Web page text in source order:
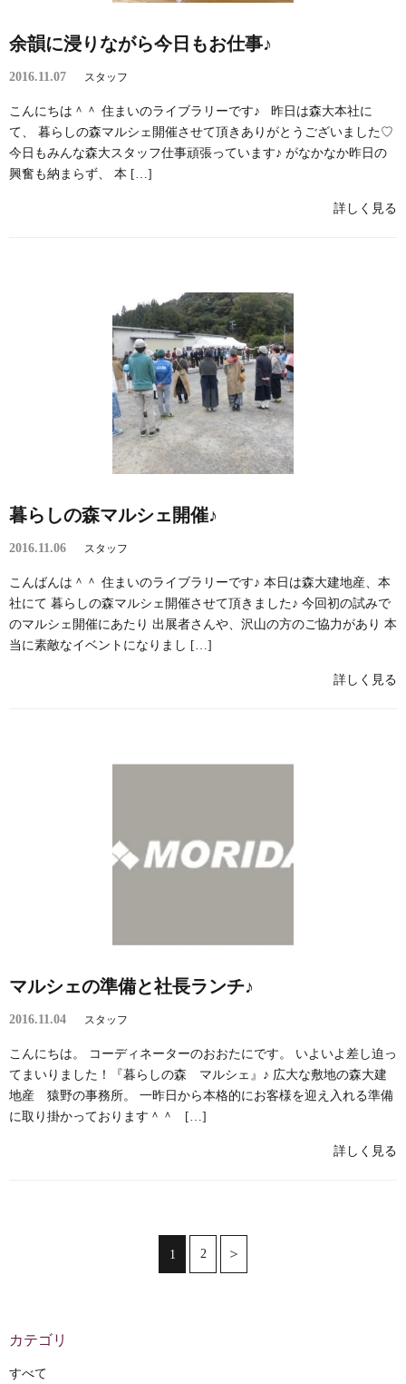
余韻に浸りながら今日もお仕事♪
2016.11.07 スタッフ
こんにちは＾＾ 住まいのライブラリーです♪ 昨日は森大本社に
て、 暮らしの森マルシェ開催させて頂きありがとうございました♡
今日もみんな森大スタッフ仕事頑張っています♪ がなかなか昨日の
興奮も納まらず、 本 […]
詳しく見る
暮らしの森マルシェ開催♪
2016.11.06 スタッフ
こんばんは＾＾ 住まいのライブラリーです♪ 本日は森大建地産、本
社にて 暮らしの森マルシェ開催させて頂きました♪ 今回初の試みで
のマルシェ開催にあたり 出展者さんや、沢山の方のご協力があり 本
当に素敵なイベントになりまし […]
詳しく見る
マルシェの準備と社長ランチ♪
2016.11.04 スタッフ
こんにちは。 コーディネーターのおおたにです。 いよいよ差し迫っ
てまいりました！『暮らしの森 マルシェ』♪ 広大な敷地の森大建
地産 猿野の事務所。 一昨日から本格的にお客様を迎え入れる準備
に取り掛かっております＾＾ […]
詳しく見る
1 2
カテゴリ
すべて